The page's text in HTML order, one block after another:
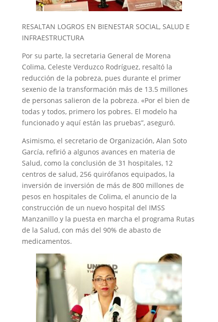
RESALTAN LOGROS EN BIENESTAR SOCIAL, SALUD E
INFRAESTRUCTURA
Por su parte, la secretaria General de Morena
Colima, Celeste Verduzco Rodríguez, resaltó la
reducción de la pobreza, pues durante el primer
sexenio de la transformación más de 13.5 millones
de personas salieron de la pobreza. «Por el bien de
todas y todos, primero los pobres. El modelo ha
funcionado y aquí están las pruebas”, aseguró.
Asimismo, el secretario de Organización, Alan Soto
García, refirió a algunos avances en materia de
Salud, como la conclusión de 31 hospitales, 12
centros de salud, 256 quirófanos equipados, la
inversión de inversión de más de 800 millones de
pesos en hospitales de Colima, el anuncio de la
construcción de un nuevo hospital del IMSS
Manzanillo y la puesta en marcha el programa Rutas
de la Salud, con más del 90% de abasto de
medicamentos.